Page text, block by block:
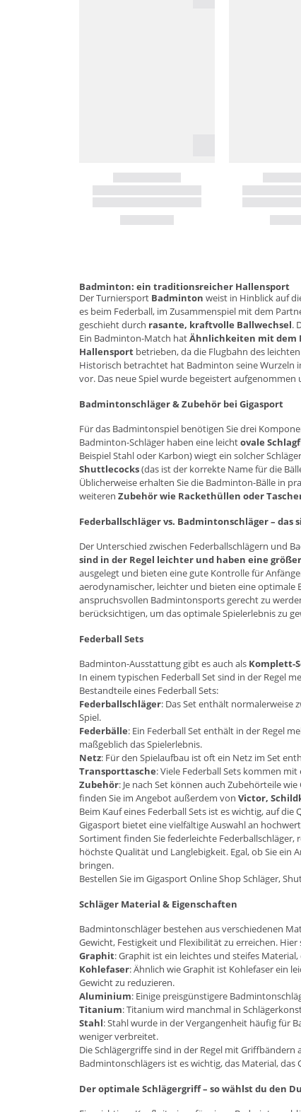
Badminton: ein traditionsreicher Hallensport
Der Turniersport Badminton weist in Hinblick auf
es beim Federball, im Zusammenspiel mit dem
geschieht durch rasante, kraftvolle Ballwechsel.
Ein Badminton-Match hatÄhnlichkeiten mit dem
Hallensport betrieben, da die Flugbahn des
Historisch betrachtet hat Badminton seine Wurzeln
vor. Das neue Spiel wurde begeistert
Badmintonschläger & Zubehör bei Gigasport
Für das Badmintonspiel benötigen Sie drei
Badminton-Schläger haben eine leichtovale
Beispiel Stahl oder Karbon) wiegt ein solcher Schläger
Shuttlecocks(das ist der korrekte Name für die
Üblicherweise erhalten Sie die Badminton-Bälle in
weiteren Zubehör wie Rackethüllen oder
Federballschläger vs. Badmintonschläger – das
Der Unterschied zwischen Federballschlägern und
sind in der Regel leichter und haben eine
ausgelegt und bieten eine gute Kontrolle für
aerodynamischer, leichter und bieten eine optimale
anspruchsvollen Badmintonsports gerecht zu
berücksichtigen, um das optimale Spielerlebnis zu
Federball Sets
Badminton-Ausstattung gibt es auch als Komplett-
In einem typischen Federball Set sind in der Regel
Bestandteile eines Federball Sets:
Federballschläger: Das Set enthält normalerweise
Spiel.
Federbälle: Ein Federball Set enthält in der Regel
maßgeblich das Spielerlebnis.
Netz: Für den Spielaufbau ist oft ein Netz im Set
Transporttasche: Viele Federball Sets kommen
Zubehör: Je nach Set können auch Zubehörteile
finden Sie im Angebot außerdem von Victor,
Beim Kauf eines Federball Sets ist es wichtig, auf
Gigasport bietet eine vielfältige Auswahl an
Sortiment finden Sie federleichte
höchste Qualität und Langlebigkeit. Egal, ob Sie ein
bringen.
Bestellen Sie im Gigasport Online ShopSchläger,
Schläger Material & Eigenschaften
Badmintonschläger bestehen aus verschiedenen
Gewicht, Festigkeit und Flexibilität zu erreichen.
Graphit: Graphit ist ein leichtes und steifes
Kohlefaser: Ähnlich wie Graphit ist Kohlefaser ein
Gewicht zu reduzieren.
Aluminium: Einige preisgünstigere
Titanium: Titanium wird manchmal in
Stahl: Stahl wurde in der Vergangenheit häufig für
weniger verbreitet.
Die Schlägergriffe sind in der Regel mit
Badmintonschlägers ist es wichtig, das Material,
Der optimale Schlägergriff – so wählst du den